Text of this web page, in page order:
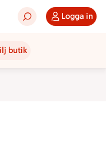
Logga in
butik
kommentarer